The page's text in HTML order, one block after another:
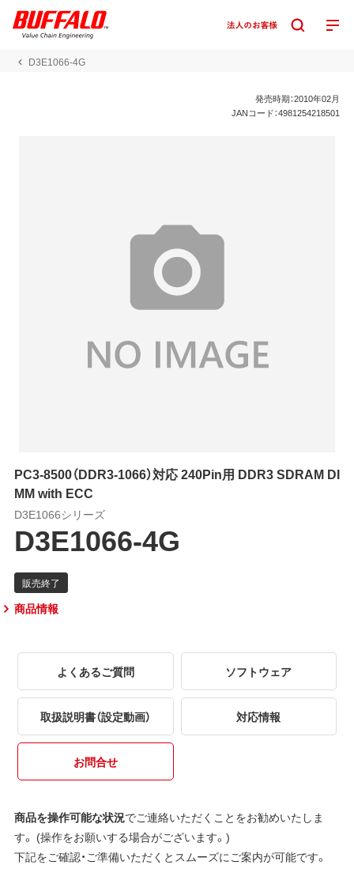
D3E1066-4G
発売時期：2010年02月
JANコード：4981254218501
PC3-8500（DDR3-1066）対応 240Pin用 DDR3 SDRAM DI
MM with ECC
D3E1066シリーズ
D3E1066-4G
商品情報
よくあるご質問 ソフトウェア
取扱説明書（設定動画） 対応情報
お問合せ
商品を操作可能な状況でご連絡いただくことをお勧めいたしま
す。 (操作をお願いする場合がございます。)
下記をご確認・ご準備いただくとスムーズにご案内が可能です。